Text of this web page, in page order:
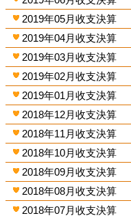
2019年05月收支決算
2019年04月收支決算
2019年03月收支決算
2019年02月收支決算
2019年01月收支決算
2018年12月收支決算
2018年11月收支決算
2018年10月收支決算
2018年09月收支決算
2018年08月收支決算
2018年07月收支決算